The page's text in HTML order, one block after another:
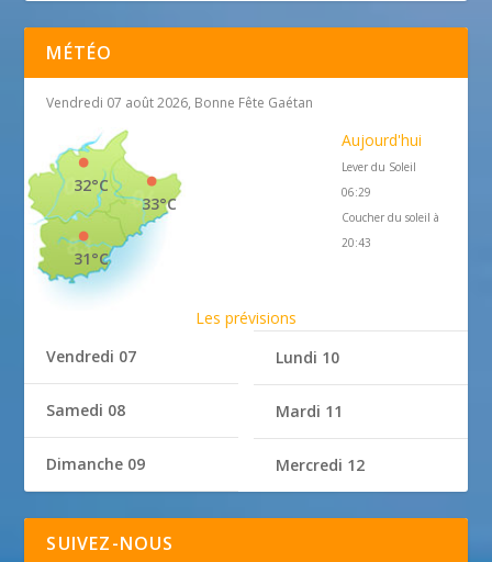
MÉTÉO
Vendredi 07 août 2026, Bonne Fête Gaétan
33°C
32°C
31°C
Aujourd'hui
Lever du Soleil
06:29
Coucher du soleil à
20:43
Les prévisions
Vendredi 07
Samedi 08
Dimanche 09
Lundi 10
Mardi 11
Mercredi 12
SUIVEZ-NOUS